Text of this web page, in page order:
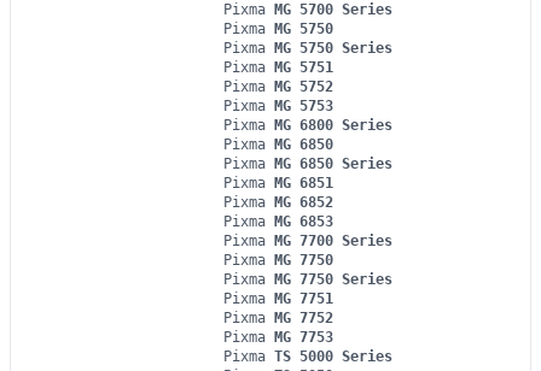
Pixma MG 5700 Series
Pixma MG 5750
Pixma MG 5750 Series
Pixma MG 5751
Pixma MG 5752
Pixma MG 5753
Pixma MG 6800 Series
Pixma MG 6850
Pixma MG 6850 Series
Pixma MG 6851
Pixma MG 6852
Pixma MG 6853
Pixma MG 7700 Series
Pixma MG 7750
Pixma MG 7750 Series
Pixma MG 7751
Pixma MG 7752
Pixma MG 7753
Pixma TS 5000 Series